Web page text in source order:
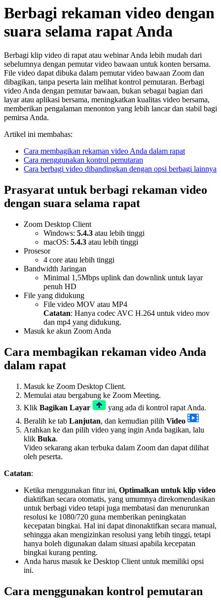
Berbagi rekaman video dengan
suara selama rapat Anda
Berbagi klip video di rapat atau webinar Anda lebih mudah dari
sebelumnya dengan pemutar video bawaan untuk konten bersama.
File video dapat dibuka dalam pemutar video bawaan Zoom dan
dibagikan, tanpa peserta lain melihat kontrol pemutaran. Berbagi
video Anda dengan pemutar bawaan, bukan sebagai bagian dari
layar atau aplikasi bersama, meningkatkan kualitas video bersama,
memberikan pengalaman menonton yang lebih lancar dan stabil bagi
pemirsa Anda.
Artikel ini membahas:
Cara membagikan rekaman video Anda dalam rapat
Cara menggunakan kontrol pemutaran
Cara berbagi video dibandingkan dengan opsi berbagi lainnya
Prasyarat untuk berbagi rekaman video
dengan suara selama rapat
Zoom Desktop Client
Windows: 5.4.3 atau lebih tinggi
macOS: 5.4.3 atau lebih tinggi
Prosesor
4 core atau lebih tinggi
Bandwidth Jaringan
Minimal 1,5Mbps uplink dan downlink untuk layar
penuh HD
File yang didukung
File video MOV atau MP4
Catatan: Hanya codec AVC H.264 untuk video mov
dan mp4 yang didukung.
Masuk ke akun Zoom Anda
Cara membagikan rekaman video Anda
dalam rapat
Masuk ke Zoom Desktop Client.
Memulai atau bergabung ke Zoom Meeting.
Klik Bagikan Layar
yang ada di kontrol rapat Anda.
Beralih ke tab Lanjutan, dan kemudian pilih Video
Arahkan ke dan pilih video yang ingin Anda bagikan, lalu
klik Buka.
Video sekarang akan terbuka dalam Zoom dan dapat dilihat
oleh peserta.
Catatan:
Ketika menggunakan fitur ini, Optimalkan untuk klip video
diaktifkan secara otomatis, yang umumnya direkomendasikan
untuk berbagi video tetapi juga membatasi dan menurunkan
resolusi ke 1080/720 guna memberikan peningkatan
kecepatan bingkai. Hal ini dapat dinonaktifkan secara manual,
sehingga akan mengizinkan resolusi yang lebih tinggi, tetapi
hanya boleh digunakan dalam situasi apabila kecepatan
bingkai kurang penting.
Anda harus masuk ke Desktop Client untuk memiliki opsi
ini.
Cara menggunakan kontrol pemutaran